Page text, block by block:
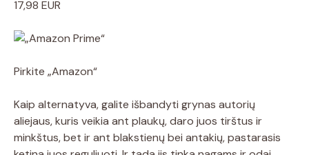
17,98 EUR
Pirkite „Amazon“
Kaip alternatyva, galite išbandyti grynas autorių
aliejaus, kuris veikia ant plaukų, daro juos tirštus ir
minkštus, bet ir ant blakstienų bei antakių, pastarasis